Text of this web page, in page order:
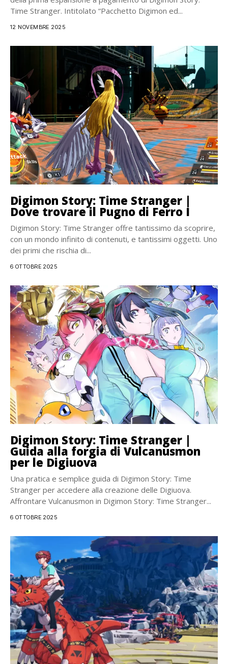
Time Stranger. Intitolato “Pacchetto Digimon ed...
12 NOVEMBRE 2025
Digimon Story: Time Stranger |
Dove trovare il Pugno di Ferro I
Digimon Story: Time Stranger offre tantissimo da scoprire,
con un mondo infinito di contenuti, e tantissimi oggetti. Uno
dei primi che rischia di...
6 OTTOBRE 2025
Digimon Story: Time Stranger |
Guida alla forgia di Vulcanusmon
per le Digiuova
Una pratica e semplice guida di Digimon Story: Time
Stranger per accedere alla creazione delle Digiuova.
Affrontare Vulcanusmon in Digimon Story: Time Stranger...
6 OTTOBRE 2025